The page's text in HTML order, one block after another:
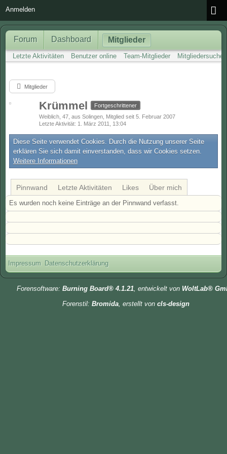
Anmelden
Forum Dashboard Mitglieder
Letzte Aktivitäten Benutzer online Team-Mitglieder Mitgliedersuche
Mitglieder
Krümmel
Fortgeschrittener
Weiblich 47 aus Solingen Mitglied seit 5. Februar 2007
Letzte Aktivität 1. März 2011, 13:04
Diese Seite verwendet Cookies. Durch die Nutzung unserer Seite
erklären Sie sich damit einverstanden, dass wir Cookies setzen.
Weitere Informationen
Pinnwand Letzte Aktivitäten Likes Über mich
Es wurden noch keine Einträge an der Pinnwand verfasst.
Impressum Datenschutzerklärung
Forensoftware: Burning Board® 4.1.21, entwickelt von WoltLab®
Forenstil: Bromida, erstellt von cls-design